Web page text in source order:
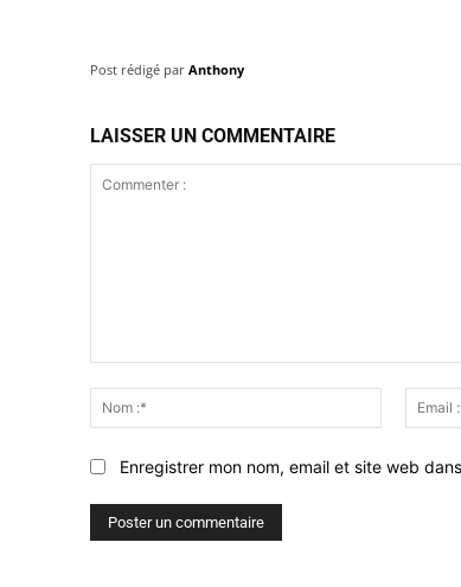
Post rédigé par Anthony
LAISSER UN COMMENTAIRE
:*
Enregistrer mon nom, email et site web